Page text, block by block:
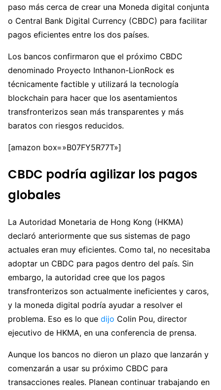
paso más cerca de crear una Moneda digital conjunta
o Central Bank Digital Currency (CBDC) para facilitar
pagos eficientes entre los dos países.
Los bancos confirmaron que el próximo CBDC
denominado Proyecto Inthanon-LionRock es
técnicamente factible y utilizará la tecnología
blockchain para hacer que los asentamientos
transfronterizos sean más transparentes y más
baratos con riesgos reducidos.
[amazon box=»B07FY5R77T»]
CBDC podría agilizar los pagos
globales
La Autoridad Monetaria de Hong Kong (HKMA)
declaró anteriormente que sus sistemas de pago
actuales eran muy eficientes. Como tal, no necesitaba
adoptar un CBDC para pagos dentro del país. Sin
embargo, la autoridad cree que los pagos
transfronterizos son actualmente ineficientes y caros,
y la moneda digital podría ayudar a resolver el
problema. Eso es lo que dijo Colin Pou, director
ejecutivo de HKMA, en una conferencia de prensa.
Aunque los bancos no dieron un plazo que lanzarán y
comenzarán a usar su próximo CBDC para
transacciones reales. Planean continuar trabajando en